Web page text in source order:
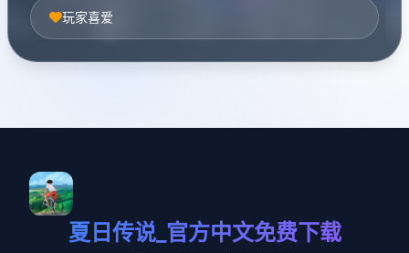
玩家喜爱
夏日传说_官方中文免费下载